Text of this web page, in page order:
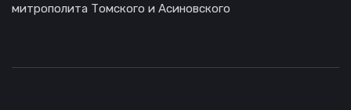
митрополита Томского и Асиновского